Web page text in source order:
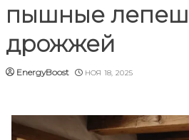
пышные
дрожжей
EnergyBoost НОЯ 18, 2025